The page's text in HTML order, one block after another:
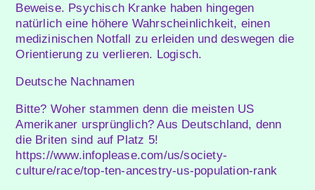
Beweise. Psychisch Kranke haben hingegen
natürlich eine höhere Wahrscheinlichkeit, einen
medizinischen Notfall zu erleiden und deswegen die
Orientierung zu verlieren. Logisch.
Deutsche Nachnamen
Bitte? Woher stammen denn die meisten US
Amerikaner ursprünglich? Aus Deutschland, denn
die Briten sind auf Platz 5!
https://www.infoplease.com/us/society-
culture/race/top-ten-ancestry-us-population-rank